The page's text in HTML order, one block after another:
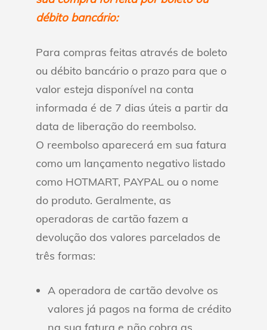
débito bancário:
Para compras feitas através de boleto
ou débito bancário o prazo para que o
valor esteja disponível na conta
informada é de 7 dias úteis a partir da
data de liberação do reembolso.
O reembolso aparecerá em sua fatura
como um lançamento negativo listado
como HOTMART, PAYPAL ou o nome
do produto. Geralmente, as
operadoras de cartão fazem a
devolução dos valores parcelados de
três formas:
A operadora de cartão devolve os
valores já pagos na forma de crédito